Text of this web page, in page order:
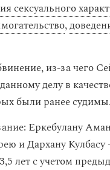
сексуального
,
из-за чего
делу в
были ранее судимы.
Еркебулану
и Дархану Кулбасу
лет с учетом